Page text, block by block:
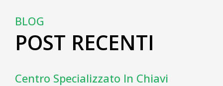
BLOG
POST RECENTI
Centro Specializzato In Chiavi